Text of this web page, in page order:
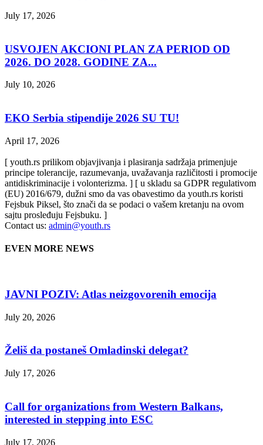
July 17, 2026
USVOJEN AKCIONI PLAN ZA PERIOD OD
2026. DO 2028. GODINE ZA...
July 10, 2026
EKO Serbia stipendije 2026 SU TU!
April 17, 2026
[ youth.rs prilikom objavjivanja i plasiranja sadržaja primenjuje
principe tolerancije, razumevanja, uvažavanja različitosti i promocije
antidiskriminacije i volonterizma. ] [ u skladu sa GDPR regulativom
(EU) 2016/679, dužni smo da vas obavestimo da youth.rs koristi
Fejsbuk Piksel, što znači da se podaci o vašem kretanju na ovom
sajtu prosleđuju Fejsbuku. ]
Contact us: admin@youth.rs
EVEN MORE NEWS
JAVNI POZIV: Atlas neizgovorenih emocija
July 20, 2026
Želiš da postaneš Omladinski delegat?
July 17, 2026
Call for organizations from Western Balkans,
interested in stepping into ESC
July 17, 2026